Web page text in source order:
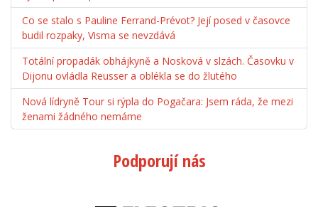
Co se stalo s Pauline Ferrand-Prévot? Její posed v časovce
budil rozpaky, Visma se nevzdává
Totální propadák obhájkyně a Nosková v slzách. Časovku v
Dijonu ovládla Reusser a oblékla se do žlutého
Nová lídryně Tour si rýpla do Pogačara: Jsem ráda, že mezi
ženami žádného nemáme
Podporují nás